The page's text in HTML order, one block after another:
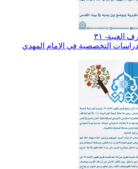
الغيبة- ٣١
التخصصية في الإمام المهدي